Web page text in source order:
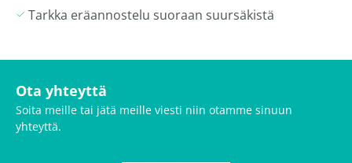
Tarkka eräannostelu suoraan suursäkistä
Ota yhteyttä
Soita meille tai jätä meille viesti niin otamme sinuun
yhteyttä.